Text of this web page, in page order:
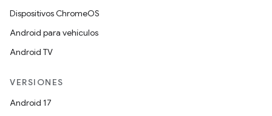
Dispositivos ChromeOS
Android para vehículos
Android TV
VERSIONES
Android 17